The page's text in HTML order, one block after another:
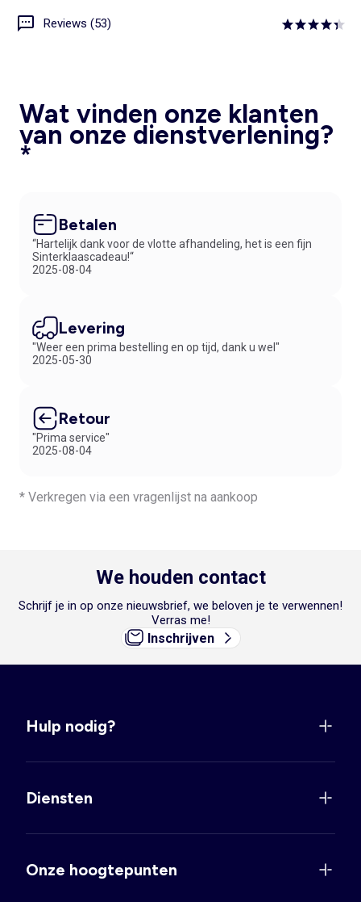
Reviews (53)
Wat vinden onze klanten
van onze dienstverlening?
*
Betalen
“Hartelijk dank voor de vlotte afhandeling, het is een fijn
Sinterklaascadeau!“
2025-08-04
Levering
"Weer een prima bestelling en op tijd, dank u wel"
2025-05-30
Retour
"Prima service"
2025-08-04
* Verkregen via een vragenlijst na aankoop
We houden contact
Schrijf je in op onze nieuwsbrief, we beloven je te verwennen!
Verras me!
Inschrijven
Hulp nodig?
Diensten
Onze hoogtepunten